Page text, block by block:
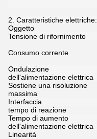
2. Caratteristiche elettriche:
Oggetto
Tensione di rifornimento
Consumo corrente
Ondulazione
dell'alimentazione elettrica
Sostiene una risoluzione
massima
Interfaccia
tempo di reazione
Tempo di aumento
dell'alimentazione elettrica
Linearità